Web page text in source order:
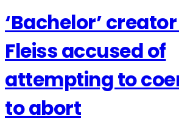
‘Bachelor’
Fleiss accused of
attempting to
to abort